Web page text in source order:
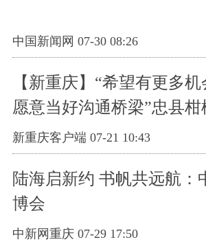
中国新闻网 07-30 08:26
【新重庆】“希望有更多机
愿意当好沟通桥梁”忠县柑
引海外华媒关注
新重庆客户端 07-21 10:43
陆海启新约 书帆共远航
博会
中新网重庆 07-29 17:50